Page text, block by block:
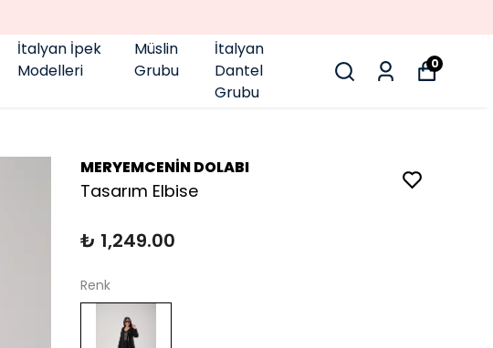
İtalyan İpek
Modelleri
Müslin
Grubu
İtalyan
Dantel
Grubu
0
MERYEMCENİN DOLABI
Tasarım Elbise
₺ 1,249.00
Renk